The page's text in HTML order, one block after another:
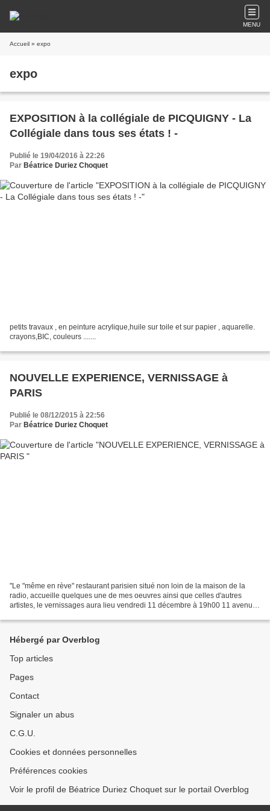
MENU
Accueil » expo
expo
EXPOSITION à la collégiale de PICQUIGNY - La
Collégiale dans tous ses états ! -
Publié le 19/04/2016 à 22:26
Par Béatrice Duriez Choquet
petits travaux , en peinture acrylique,huile sur toile et sur papier , aquarelle.
crayons,BIC, couleurs .......
NOUVELLE EXPERIENCE, VERNISSAGE à
PARIS
Publié le 08/12/2015 à 22:56
Par Béatrice Duriez Choquet
"Le "même en rève" restaurant parisien situé non loin de la maison de la
radio, accueille quelques une de mes oeuvres ainsi que celles d'autres
artistes, le vernissages aura lieu vendredi 11 décembre à 19h00 11 avenue
Hébergé par Overblog
Top articles
Pages
Contact
Signaler un abus
C.G.U.
Cookies et données personnelles
Préférences cookies
Voir le profil de Béatrice Duriez Choquet sur le portail Overblog